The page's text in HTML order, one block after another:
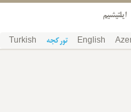
ایلتیشیم
English تورکجه Turkish